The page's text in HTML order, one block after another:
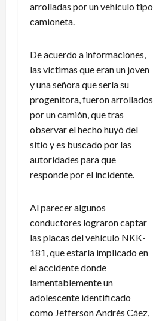
arrolladas por un vehículo tipo
camioneta.
De acuerdo a informaciones,
las víctimas que eran un joven
y una señora que sería su
progenitora, fueron arrollados
por un camión, que tras
observar el hecho huyó del
sitio y es buscado por las
autoridades para que
responde por el incidente.
Al parecer algunos
conductores lograron captar
las placas del vehículo NKK-
181, que estaría implicado en
el accidente donde
lamentablemente un
adolescente identificado
como Jefferson Andrés Cáez,